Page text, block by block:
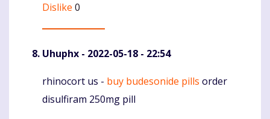
Dislike 0
Uhuphx - 2022-05-18 - 22:54
Komentaras
rhinocort us - buy budesonide pills order
disulfiram 250mg pill